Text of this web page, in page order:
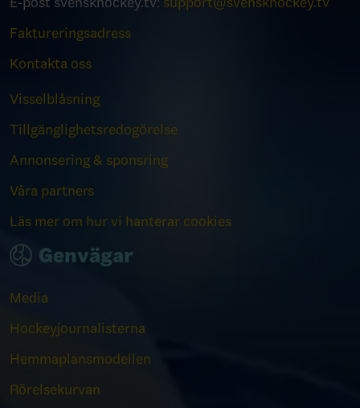
Faktureringsadress
Kontakta oss
Visselblåsning
Tillgänglighetsredogörelse
Annonsering & sponsring
Våra partners
Läs mer om hur vi hanterar cookies
Genvägar
Media
Hockeyjournalisterna
Hemmaplansmodellen
Rörelsekurvan